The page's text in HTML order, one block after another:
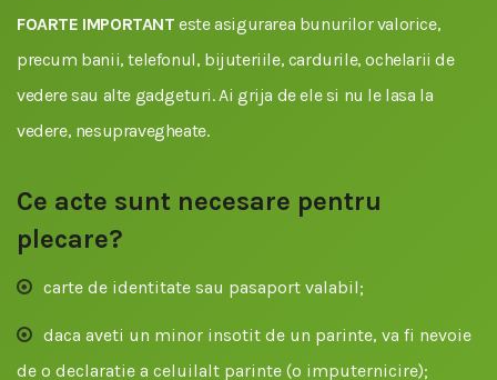
FOARTE IMPORTANT este asigurarea bunurilor valorice,
precum banii, telefonul, bijuteriile, cardurile, ochelarii de
vedere sau alte gadgeturi. Ai grija de ele si nu le lasa la
vedere, nesupravegheate.
Ce acte sunt necesare pentru
plecare?
carte de identitate sau pasaport valabil;
daca aveti un minor insotit de un parinte, va fi nevoie
de o declaratie a celuilalt parinte (o imputernicire);